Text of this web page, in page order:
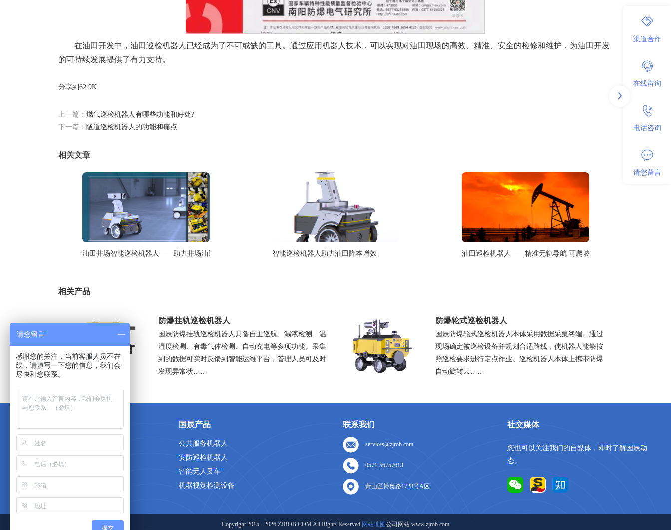
在油田开发中，油田巡检机器人已经成为了不可或缺的工具。通过应用机器人技术，可以实现对油田现场的高效、精准、安全的检修和维护，为油田开发
的可持续发展提供了有力支持。
分享到 62.9K
上一篇： 燃气巡检机器人有哪些功能和好处?
下一篇： 隧道巡检机器人的功能和痛点
相关文章
油田井场智能巡检机器人——助力井场油田降本增效 智能巡检机器人助力油田降本增效 ​油田巡检机器人——精准无轨导航 可爬坡可涉水
相关产品
防爆挂轨巡检机器人
国辰防爆挂轨巡检机器人具备自主巡航、漏液检测、温
湿度检测、有毒气体检测、自动充电等多项功能。采集
到的数据可实时反馈到智能运维平台，管理人员可及时
发现异常状……
防爆轮式巡检机器人
国辰防爆轮式巡检机器人本体采用数据采集终端、通过
现场确定被巡检设备并规划合适路线，使机器人能够按
照巡检要求进行定点作业。巡检机器人本体上携带防爆
自动旋转云……
首页
关于我们
人才招聘
联系我们
网站地图
国辰产品
公共服务机器人
安防巡检机器人
智能无人叉车
机器视觉检测设备
联系我们
services@zjrob.com
0571-56757613
萧山区博奥路1728号A区
社交媒体
您也可以关注我们的自媒体，即时了解国辰动
态。
Copyright 2015 - 2026 ZJROB.COM All Rights Reserved 网站地图公司网站 www.zjrob.com
渠道合作
在线咨询
电话咨询
请您留言
请您留言
感谢您的关注，当前客服人员不在
线，请填写一下您的信息，我们会
尽快和您联系。
提交